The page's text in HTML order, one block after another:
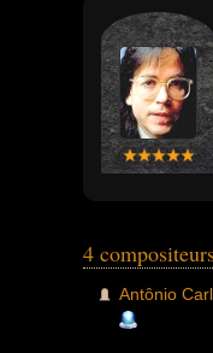
4
Antônio